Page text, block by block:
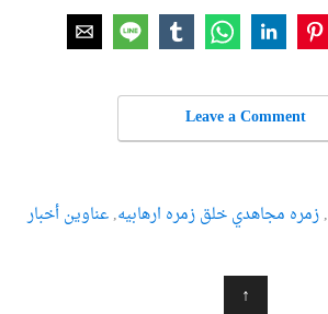
Leave a Comment
,زمره مجاهدي خلق زمره ارهابیه,عناوین أخبار
↑